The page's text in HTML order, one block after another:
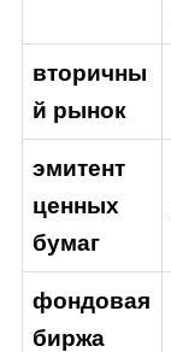
вторичны
й рынок
эмитент
ценных
бумаг
фондовая
биржа